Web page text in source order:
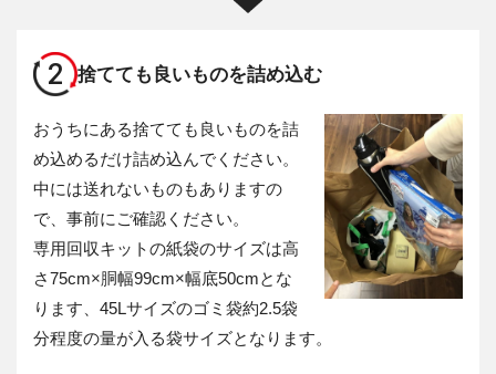
2 捨てても良いものを詰め込む
おうちにある捨てても良いものを詰
め込めるだけ詰め込んでください。
中には送れないものもありますの
で、事前にご確認ください。
専用回収キットの紙袋のサイズは高
さ75cm×胴幅99cm×幅底50cmとな
ります、45Lサイズのゴミ袋約2.5袋
分程度の量が入る袋サイズとなります。